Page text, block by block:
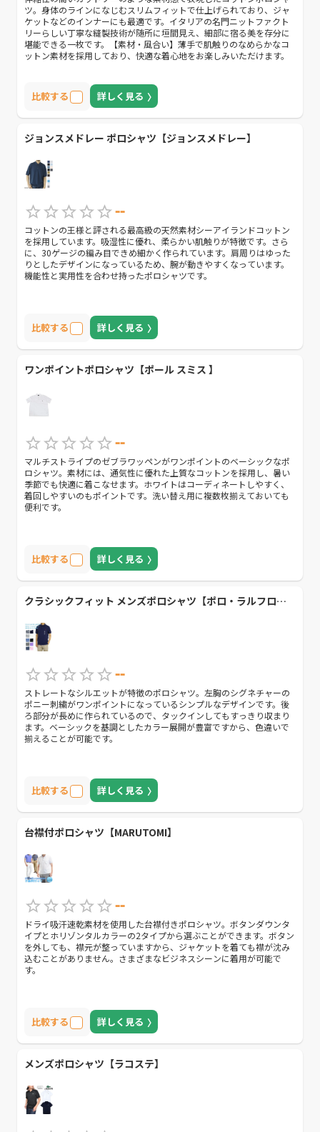
ツ。身体のラインになじむスリムフィットで仕上げられており、ジャ
ケットなどのインナーにも最適です。イタリアの名門ニットファクト
リーらしい丁寧な縫製技術が随所に垣間見え、細部に宿る美を存分に
堪能できる一枚です。【素材・風合い】薄手で肌触りのなめらかなコ
ットン素材を採用しており、快適な着心地をお楽しみいただけます。
比較する 詳しく見る
ジョンスメドレー ポロシャツ【ジョンスメドレー】
--
コットンの王様と評される最高級の天然素材シーアイランドコットン
を採用しています。吸湿性に優れ、柔らかい肌触りが特徴です。さら
に、30ゲージの編み目できめ細かく作られています。肩周りはゆった
りとしたデザインになっているため、腕が動きやすくなっています。
機能性と実用性を合わせ持ったポロシャツです。
比較する 詳しく見る
ワンポイントポロシャツ【ポール スミス 】
--
マルチストライプのゼブラワッペンがワンポイントのベーシックなポ
ロシャツ。素材には、通気性に優れた上質なコットンを採用し、暑い
季節でも快適に着こなせます。ホワイトはコーディネートしやすく、
着回しやすいのもポイントです。洗い替え用に複数枚揃えておいても
便利です。
比較する 詳しく見る
クラシックフィット メンズポロシャツ【ポロ・ラルフローレン】
--
ストレートなシルエットが特徴のポロシャツ。左胸のシグネチャーの
ポニー刺繍がワンポイントになっているシンプルなデザインです。後
ろ部分が長めに作られているので、タックインしてもすっきり収まり
ます。ベーシックを基調としたカラー展開が豊富ですから、色違いで
揃えることが可能です。
比較する 詳しく見る
台襟付ポロシャツ【MARUTOMI】
--
ドライ吸汗速乾素材を使用した台襟付きポロシャツ。ボタンダウンタ
イプとホリゾンタルカラーの2タイプから選ぶことができます。ボタン
を外しても、襟元が整っていますから、ジャケットを着ても襟が沈み
込むことがありません。さまざまなビジネスシーンに着用が可能で
す。
比較する 詳しく見る
メンズポロシャツ【ラコステ】